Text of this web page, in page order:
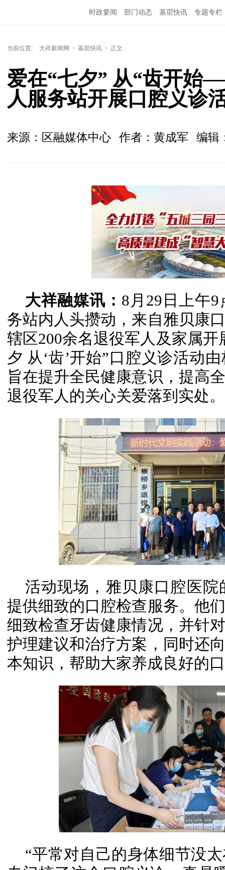
时政要闻 部门动态 基层快讯 专题专栏
当前位置: 大祥新闻网 > 基层快讯 > 正文
爱在“七夕” 从“齿开始
人服务站开展口腔义诊
来源：区融媒体中心 作者：黄成军 编辑
大祥融媒讯： 8月29日上午
务站内人头攒动，来自雅贝康
辖区200余名退役军人及家属
夕 从‘齿’开始”口腔义诊活动
旨在提升全民健康意识，提高
退役军人的关心关爱落到实处。
活动现场，雅贝康口腔医
提供细致的口腔检查服务。他
细致检查牙齿健康情况，并针
护理建议和治疗方案，同时还
本知识，帮助大家养成良好的
“平常对自己的身体细节没